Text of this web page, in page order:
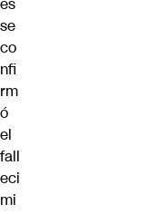
se
co
nfi
rm
ó
el
fall
eci
mi